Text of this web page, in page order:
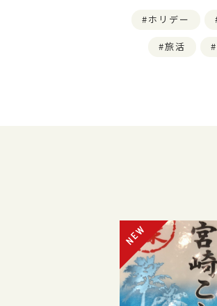
ホリデー
旅活